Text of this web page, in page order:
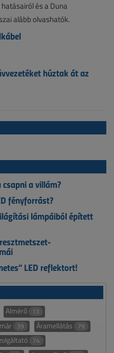
és a Duna
alább olvashatók.
húztak át az
a villám?
fényforrást?
lámpáiból épített
LED reflektort!
Almérő 13
39 Áramellátás 79
74